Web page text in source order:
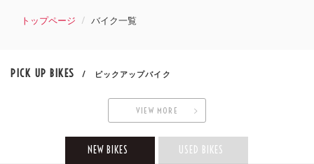
トップページ バイク一覧
PICK UP BIKES / ピックアップバイク
VIEW MORE
NEW BIKES USED BIKES